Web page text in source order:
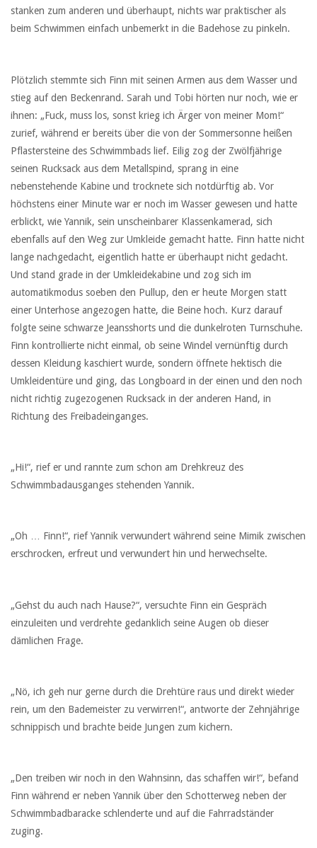
stanken zum anderen und überhaupt, nichts war praktischer als
beim Schwimmen einfach unbemerkt in die Badehose zu pinkeln.
Plötzlich stemmte sich Finn mit seinen Armen aus dem Wasser und
stieg auf den Beckenrand. Sarah und Tobi hörten nur noch, wie er
ihnen: „Fuck, muss los, sonst krieg ich Ärger von meiner Mom!“
zurief, während er bereits über die von der Sommersonne heißen
Pflastersteine des Schwimmbads lief. Eilig zog der Zwölfjährige
seinen Rucksack aus dem Metallspind, sprang in eine
nebenstehende Kabine und trocknete sich notdürftig ab. Vor
höchstens einer Minute war er noch im Wasser gewesen und hatte
erblickt, wie Yannik, sein unscheinbarer Klassenkamerad, sich
ebenfalls auf den Weg zur Umkleide gemacht hatte. Finn hatte nicht
lange nachgedacht, eigentlich hatte er überhaupt nicht gedacht.
Und stand grade in der Umkleidekabine und zog sich im
automatikmodus soeben den Pullup, den er heute Morgen statt
einer Unterhose angezogen hatte, die Beine hoch. Kurz darauf
folgte seine schwarze Jeansshorts und die dunkelroten Turnschuhe.
Finn kontrollierte nicht einmal, ob seine Windel vernünftig durch
dessen Kleidung kaschiert wurde, sondern öffnete hektisch die
Umkleidentüre und ging, das Longboard in der einen und den noch
nicht richtig zugezogenen Rucksack in der anderen Hand, in
Richtung des Freibadeinganges.
„Hi!“, rief er und rannte zum schon am Drehkreuz des
Schwimmbadausganges stehenden Yannik.
„Oh … Finn!“, rief Yannik verwundert während seine Mimik zwischen
erschrocken, erfreut und verwundert hin und herwechselte.
„Gehst du auch nach Hause?“, versuchte Finn ein Gespräch
einzuleiten und verdrehte gedanklich seine Augen ob dieser
dämlichen Frage.
„Nö, ich geh nur gerne durch die Drehtüre raus und direkt wieder
rein, um den Bademeister zu verwirren!“, antworte der Zehnjährige
schnippisch und brachte beide Jungen zum kichern.
„Den treiben wir noch in den Wahnsinn, das schaffen wir!“, befand
Finn während er neben Yannik über den Schotterweg neben der
Schwimmbadbaracke schlenderte und auf die Fahrradständer
zuging.